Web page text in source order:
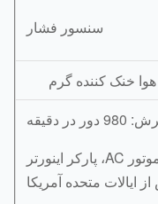
سنسور فشار
کننده گرم
قدرت موتور برش: 2.2kw، موتور AC، پارکر اینورتر
متحده آمریکا